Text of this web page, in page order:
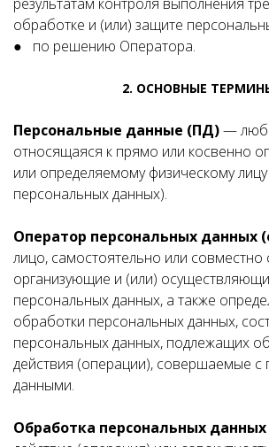
обработке и (или) защите
● по решению Оператора.
2. ОСНОВНЫЕ
Персональные данные (ПД)—
относящаяся к прямо или косвенно
или определяемому физическому лицу
персональных данных).
Оператор персональных данных
лицо, самостоятельно или совместно
организующие и (или)
персональных данных, а также
обработки персональных данных,
персональных данных, подлежащих
действия (операции), совершаемые с
данными.
Обработка персональных данных